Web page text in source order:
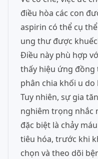
điều hòa các con
aspirin có thể cụ
ung thư được
Điều này phù hợp
thấy hiệu ứng đồng
phân chia khối u do
Tuy nhiên, sự gia
nghiêm trọng nhắc
đặc biệt là chảy
tiêu hóa, trước khi
chọn và theo dõi